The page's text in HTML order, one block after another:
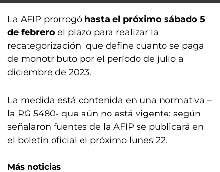
La AFIP prorrogó hasta el próximo sábado 5
de febrero el plazo para realizar la
recategorización que define cuanto se paga
de monotributo por el período de julio a
diciembre de 2023.
La medida está contenida en una normativa –
la RG 5480- que aún no está vigente: según
señalaron fuentes de la AFIP se publicará en
el boletín oficial el próximo lunes 22.
Más noticias